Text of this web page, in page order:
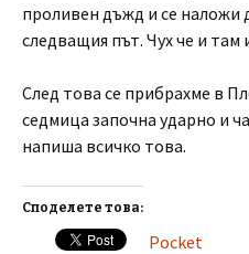
проливен дъжд и се наложи
следващия път. Чух че и
След това се прибрахме в
седмица започна ударно и
напиша всичко това.
Споделете това:
Pocket